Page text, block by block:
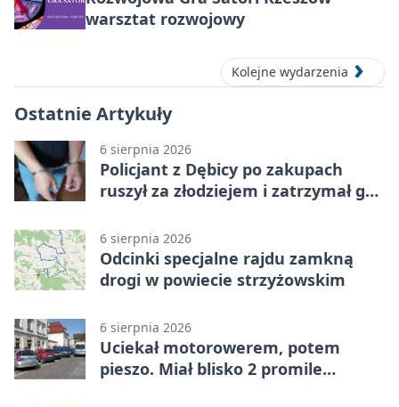
warsztat rozwojowy
Kolejne wydarzenia
Ostatnie Artykuły
6 sierpnia 2026
Policjant z Dębicy po zakupach
ruszył za złodziejem i zatrzymał go
6 sierpnia 2026
Odcinki specjalne rajdu zamkną
drogi w powiecie strzyżowskim
6 sierpnia 2026
Uciekał motorowerem, potem
pieszo. Miał blisko 2 promile